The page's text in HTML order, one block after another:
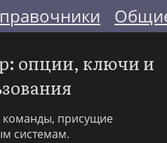
опции, ключи и
присущие
системам.